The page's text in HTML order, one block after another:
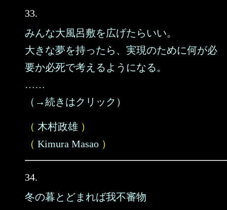
33.
みんな大風呂敷を広げたらいい。
大きな夢を持ったら、実現のために何が必
要か必死で考えるようになる。
……
（→続きはクリック）
（ 木村政雄 ）
（ Kimura Masao ）
34.
冬の暮とどまれば我不審物